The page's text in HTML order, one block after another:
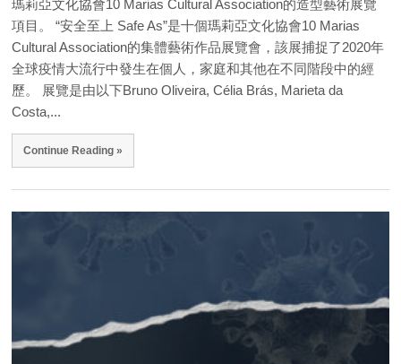
瑪莉亞文化協會10 Marias Cultural Association的造型藝術展覽
項目。 “安全至上 Safe As”是十個瑪莉亞文化協會10 Marias
Cultural Association的集體藝術作品展覽會，該展捕捉了2020年
全球疫情大流行中發生在個人，家庭和其他在不同階段中的經
歷。 展覽是由以下Bruno Oliveira, Célia Brás, Marieta da
Costa,...
Continue Reading »